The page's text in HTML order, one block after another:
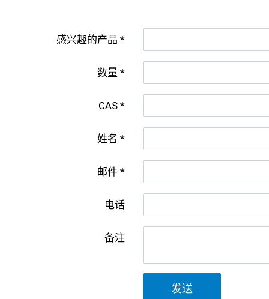
感兴趣的产品
数量
CAS
姓名
邮件
电话
备注
发送